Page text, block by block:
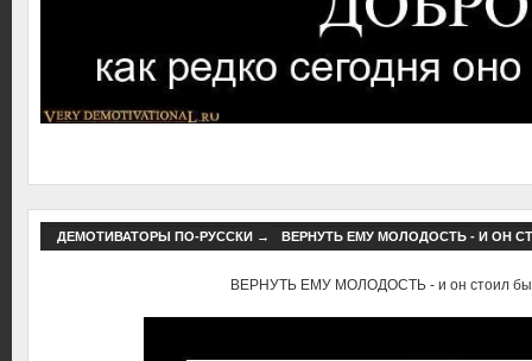
ДЕМОТИВАТОРЫ ПО-РУССКИ→ ВЕРНУТЬ ЕМУ МОЛОДОСТЬ - И ОН
ВЕРНУТЬ ЕМУ МОЛОДОСТЬ - и он стоил бы